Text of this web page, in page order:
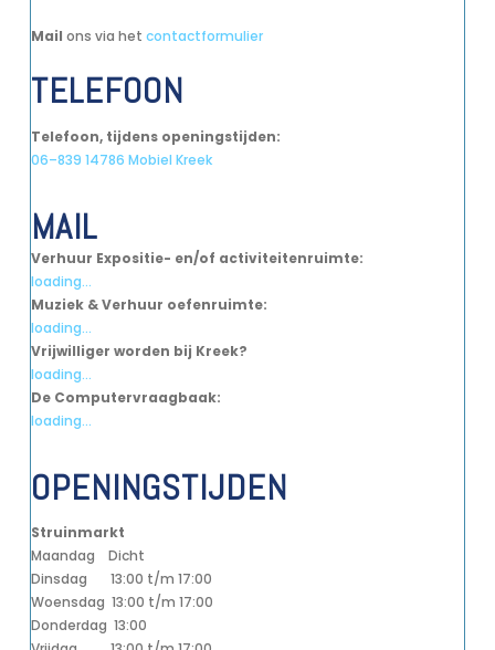
Mail ons via het contactformulier
TELEFOON
Telefoon, tijdens openingstijden:
06–839 14786 Mobiel Kreek
MAIL
Verhuur Expositie- en/of activiteitenruimte:
loading...
Muziek & Verhuur oefenruimte:
loading...
Vrijwilliger worden bij Kreek?
loading...
De Computervraagbaak:
loading...
OPENINGSTIJDEN
Struinmarkt
Maandag Dicht
Dinsdag 13:00 t/m 17:00
Woensdag 13:00 t/m 17:00
Donderdag 13:00